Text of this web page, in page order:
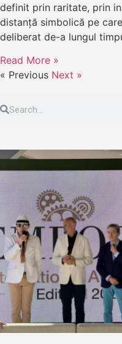
definit prin raritate, prin
distanță simbolică pe
deliberat de-a lungul
Read More »
« Previous Next »